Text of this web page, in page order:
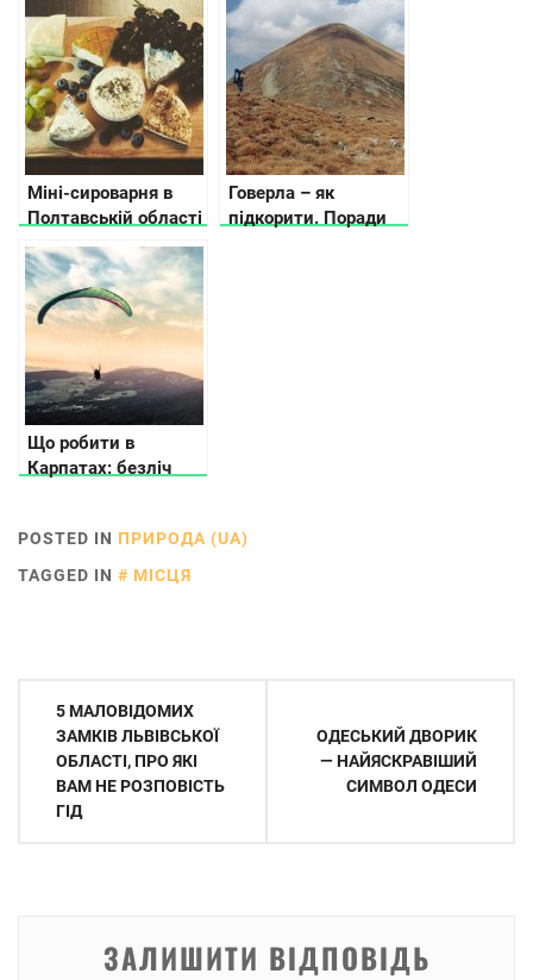
Міні-сироварня в
Полтавській області
з авторськими та
еко-продуктами
Говерла – як
підкорити. Поради
Що робити в
Карпатах: безліч
POSTED IN ПРИРОДА (UA)
TAGGED IN
МІСЦЯ
Навігація
записів
5 МАЛОВІДОМИХ
ЗАМКІВ ЛЬВІВСЬКОЇ
ОБЛАСТІ, ПРО ЯКІ
ВАМ НЕ РОЗПОВІСТЬ
ГІД
ОДЕСЬКИЙ ДВОРИК
— НАЙЯСКРАВІШИЙ
СИМВОЛ ОДЕСИ
ЗАЛИШИТИ ВІДПОВІДЬ